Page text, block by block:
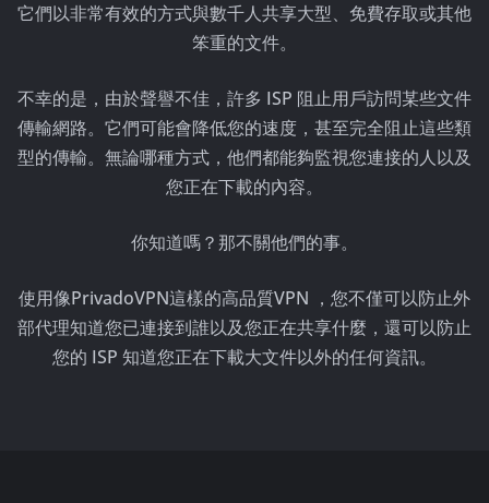
它們以非常有效的方式與數千人共享大型、免費存取或其他
笨重的文件。
不幸的是，由於聲譽不佳，許多 ISP 阻止用戶訪問某些文件
傳輸網路。它們可能會降低您的速度，甚至完全阻止這些類
型的傳輸。無論哪種方式，他們都能夠監視您連接的人以及
您正在下載的內容。
你知道嗎？那不關他們的事。
使用像PrivadoVPN這樣的高品質VPN ，您不僅可以防止外
部代理知道您已連接到誰以及您正在共享什麼，還可以防止
您的 ISP 知道您正在下載大文件以外的任何資訊。